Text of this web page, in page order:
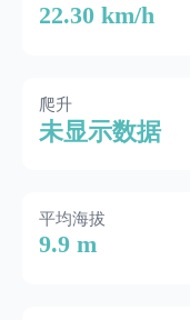
22.30 km/h
爬升
未显示数据
平均海拔
9.9 m